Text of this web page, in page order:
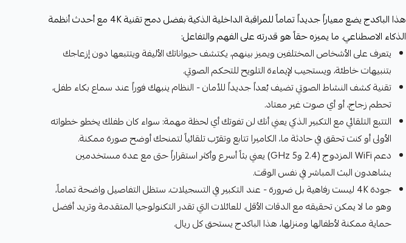
هذا الباكدج يضع معياراً جديداً تماماً للمراقبة الداخلية الذكية بفضل دمج تقنية 4K مع أحدث أنظمة
الذكاء الاصطناعي. ما يميزه حقاً هو قدرته على الفهم والتفاعل:
يتعرف على الأشخاص المختلفين ويميز بينهم، يكتشف حيواناتك الأليفة ويتتبعها دون إزعاجك
بتنبيهات خاطئة، ويستجيب لإيماءة التلويح للتحكم الصوتي.
تقنية كشف النشاط الصوتي تضيف بُعداً جديداً للأمان - النظام ينبهك فوراً عند سماع بكاء طفل،
تحطم زجاج، أو أي صوت غير معتاد.
التتبع التلقائي مع التكبير الذكي يعني أنك لن تفوتك أي لحظة مهمة: سواء كان طفلك يخطو خطواته
الأولى أو كنت تحقق في حادثة ما، الكاميرا تتابع وتقرّب تلقائياً لتمنحك أوضح صورة ممكنة.
دعم WiFi المزدوج (2.4 و5 GHz) يعني بثاً أسرع وأكثر استقراراً حتى مع عدة مستخدمين
يشاهدون البث المباشر في نفس الوقت.
جودة 4K ليست رفاهية بل ضرورة - عند التكبير في التسجيلات، ستظل التفاصيل واضحة تماماً،
وهو ما لا يمكن تحقيقه مع الدقات الأقل. للعائلات التي تقدر التكنولوجيا المتقدمة وتريد أفضل
حماية ممكنة لأطفالها ومنزلها، هذا الباكدج يستحق كل ريال.